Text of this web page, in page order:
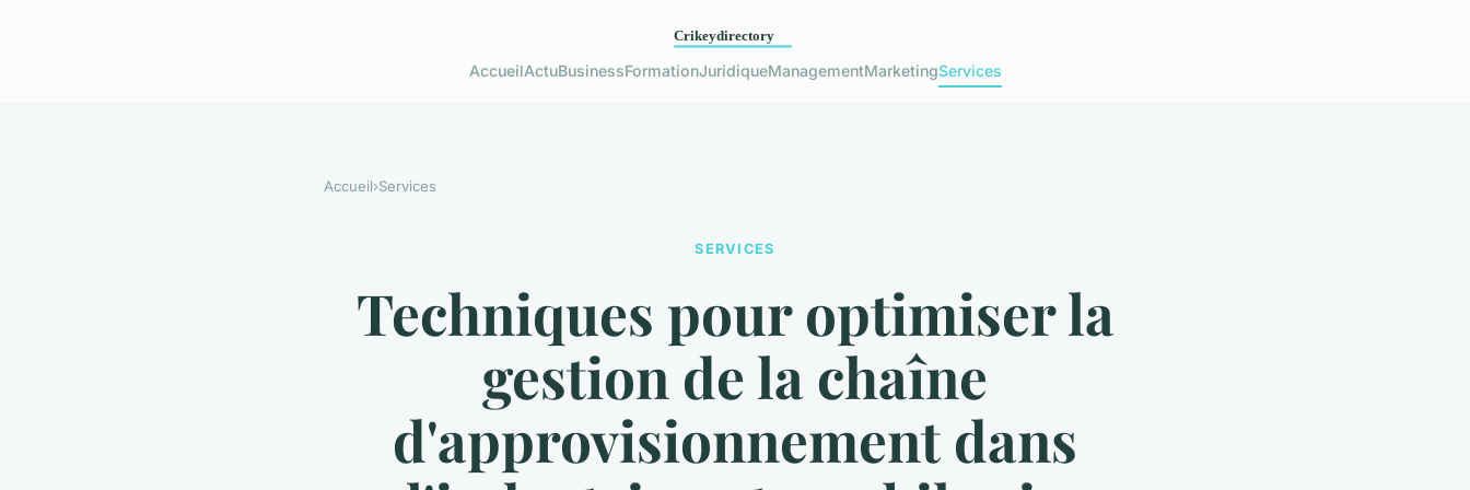
AccueilActuBusinessFormationJuridiqueManagementMarketingServices
Accueil›Services
SERVICES
Techniques pour optimiser la
gestion de la chaîne
d'approvisionnement dans